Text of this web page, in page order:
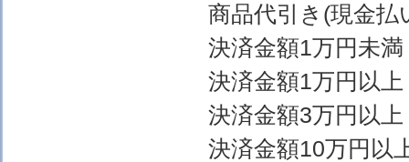
商品代引き(現金
決済金額1万
決済金額1万円以
決済金額3万円以
決済金額10万円以